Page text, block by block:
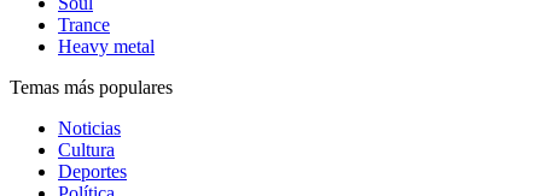
Trance
Heavy metal
Temas más populares
Noticias
Cultura
Deportes